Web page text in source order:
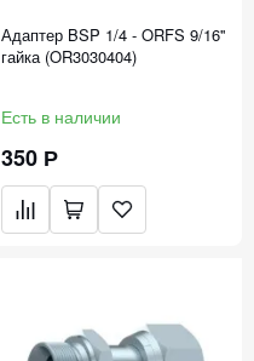
Адаптер BSP 1/4 - ORFS 9/16''
гайка (OR3030404)
Есть в наличии
350 Р